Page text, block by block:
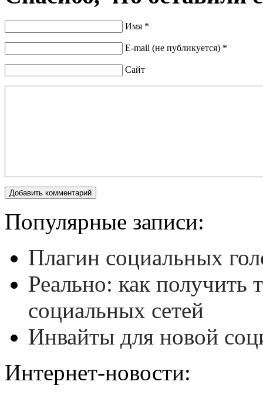
Имя *
E-mail (не публикуется) *
Сайт
Популярные записи:
Плагин социальных
Реально: как получить
социальных сетей
Инвайты для новой
Интернет-новости: